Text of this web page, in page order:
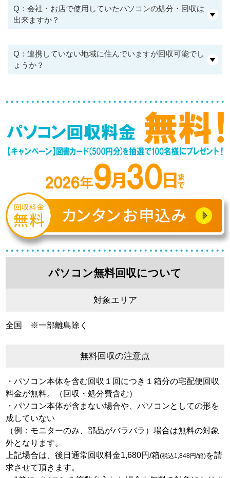
Q：会社・お店で使用していたパソコンの処分・回収は
出来ますか？
Q：連携していない地域に住んでいますが回収可能でし
ょうか？
パソコン無料回収について
対象エリア
全国 ※一部離島除く
無料回収の注意点
・パソコン本体を含む回収１回につき１箱分の宅配便回収
料金が無料。（回収・処分費含む）
・パソコン本体が含まない場合や、パソコンとしての形を
成していない
（例：モニターのみ、部品がバラバラ）場合は無料の対象
外となります。
上記場合は、後日通常回収料金1,680円/箱(税込1,848円/箱)を請
求させて頂きます。